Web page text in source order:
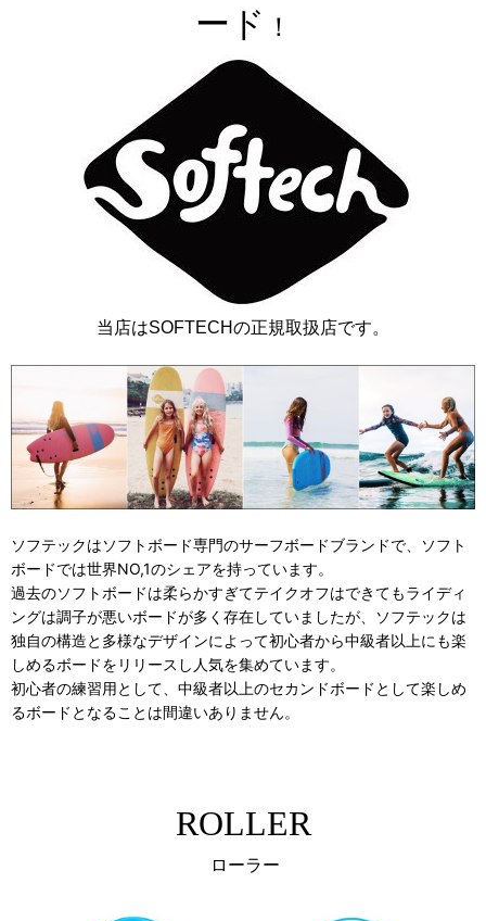
ード ！
当店はSOFTECHの正規取扱店です。
ソフテックはソフトボード専門のサーフボードブランドで、ソフト
ボードでは世界NO,1のシェアを持っています。
過去のソフトボードは柔らかすぎてテイクオフはできてもライディ
ングは調子が悪いボードが多く存在していましたが、ソフテックは
独自の構造と多様なデザインによって初心者から中級者以上にも楽
しめるボードをリリースし人気を集めています。
初心者の練習用として、中級者以上のセカンドボードとして楽しめ
るボードとなることは間違いありません。
ROLLER
ローラー